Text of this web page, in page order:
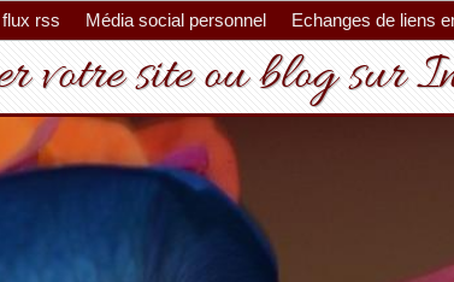
rss Média social personnel Echanges de liens
votre site ou blog sur